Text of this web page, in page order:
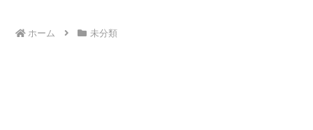
ホーム 未分類